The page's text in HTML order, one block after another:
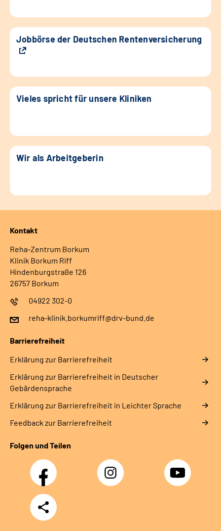
Jobbörse der Deutschen Rentenversicherung
Vieles spricht für unsere Kliniken
Wir als Arbeitgeberin
Kontakt
Reha-Zentrum Borkum
Klinik Borkum Riff
Hindenburgstraße 126
26757 Borkum
04922 302-0
reha-klinik.borkumriff@drv-bund.de
Barrierefreiheit
Erklärung zur Barrierefreiheit
Erklärung zur Barrierefreiheit in Deutscher
Gebärdensprache
Erklärung zur Barrierefreiheit in Leichter Sprache
Feedback zur Barrierefreiheit
Folgen und Teilen
Facebook Instagram YouTube
Teilen